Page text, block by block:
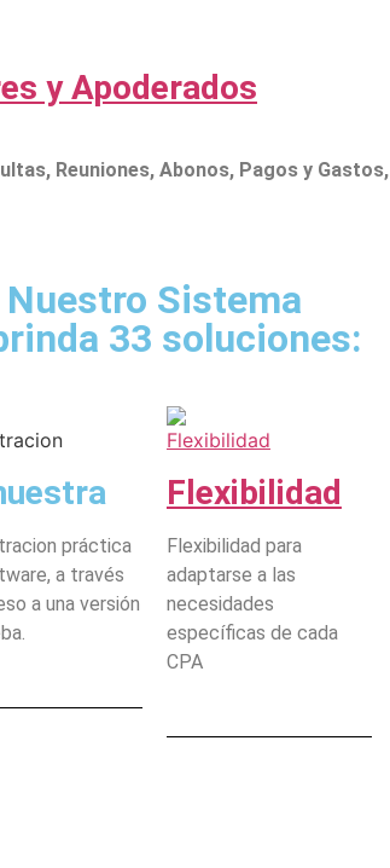
y Apoderados
Reuniones, Abonos, Pagos y Gastos,
Nuestro Sistema
33 soluciones:
práctica
a través
a una versión
Flexibilidad
Flexibilidad para
adaptarse a las
necesidades
específicas de cada
CPA